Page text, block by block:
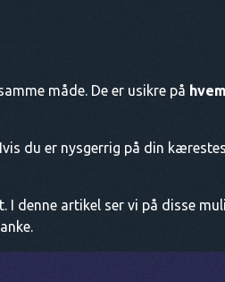
måde. De er usikre på
du er nysgerrig på din
denne artikel ser vi på disse